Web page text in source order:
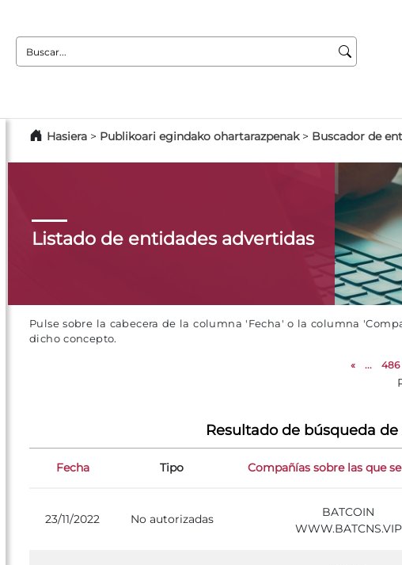
Buscar:
Hasiera > Publikoari egindako ohartarazpenak> Buscador de
Listado de entidades advertidas
Pulse sobre la cabecera de la columna 'Fecha' o la columna
dicho concepto.
« ... 486
Resultado de búsqueda
Fecha Tipo Compañías sobre las que
23/11/2022 No autorizadas
BATCOIN
WWW.BATCNS.VIP